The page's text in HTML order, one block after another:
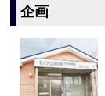
企画